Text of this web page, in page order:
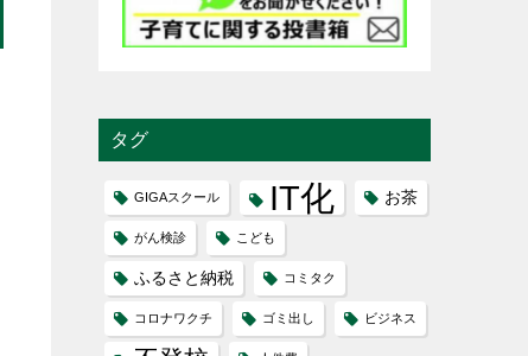
タグ
GIGAスクール IT化 お茶
がん検診 こども
ふるさと納税 コミタク
コロナワクチ ゴミ出し ビジネス